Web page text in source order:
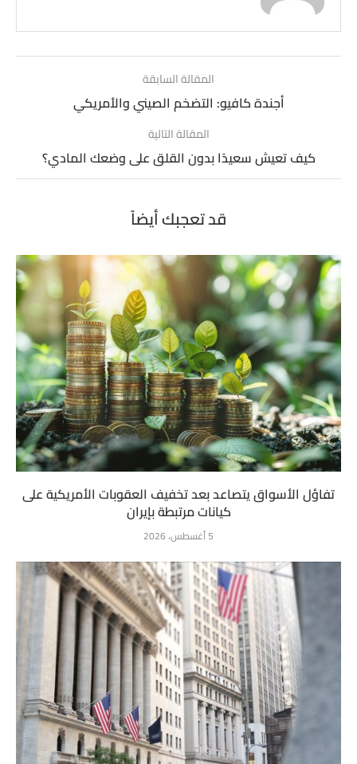
المقالة السابقة
أجندة كافيو: التضخم الصيني والأمريكي
المقالة التالية
كيف تعيش سعيدًا بدون القلق على وضعك المادي؟
قد تعجبك أيضاً
تفاؤل الأسواق يتصاعد بعد تخفيف العقوبات الأمريكية على
كيانات مرتبطة بإيران
5 أغسطس، 2026